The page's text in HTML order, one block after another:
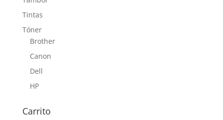
Tintas
Tóner
Brother
Canon
Dell
HP
Carrito